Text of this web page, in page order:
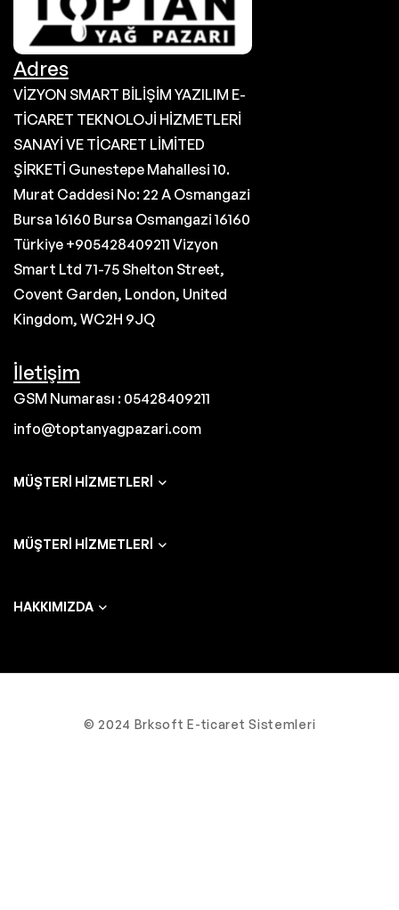
Adres
VİZYON SMART BİLİŞİM YAZILIM E-
TİCARET TEKNOLOJİ HİZMETLERİ
SANAYİ VE TİCARET LİMİTED
ŞİRKETİ Gunestepe Mahallesi 10.
Murat Caddesi No: 22 A Osmangazi
Bursa 16160 Bursa Osmangazi 16160
Türkiye +905428409211 Vizyon
Smart Ltd 71-75 Shelton Street,
Covent Garden, London, United
Kingdom, WC2H 9JQ
İletişim
GSM Numarası : 05428409211
info@toptanyagpazari.com
MÜŞTERI HIZMETLERI
MÜŞTERI HIZMETLERI
HAKKIMIZDA
© 2024 Brksoft E-ticaret Sistemleri